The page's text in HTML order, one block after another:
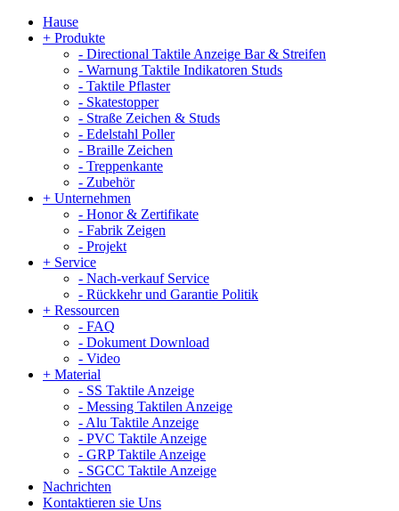
Hause
+ Produkte
- Directional Taktile Anzeige Bar & Streifen
- Warnung Taktile Indikatoren Studs
- Taktile Pflaster
- Skatestopper
- Straße Zeichen & Studs
- Edelstahl Poller
- Braille Zeichen
- Treppenkante
- Zubehör
+ Unternehmen
- Honor & Zertifikate
- Fabrik Zeigen
- Projekt
+ Service
- Nach-verkauf Service
- Rückkehr und Garantie Politik
+ Ressourcen
- FAQ
- Dokument Download
- Video
+ Material
- SS Taktile Anzeige
- Messing Taktilen Anzeige
- Alu Taktile Anzeige
- PVC Taktile Anzeige
- GRP Taktile Anzeige
- SGCC Taktile Anzeige
Nachrichten
Kontaktieren sie Uns